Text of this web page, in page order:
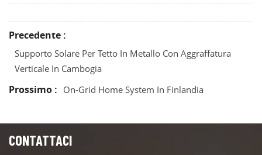
Precedente :
Supporto Solare Per Tetto In Metallo Con Aggraffatura
Verticale In Cambogia
Prossimo : On-Grid Home System In Finlandia
CONTATTACI